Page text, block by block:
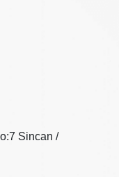
Sincan /